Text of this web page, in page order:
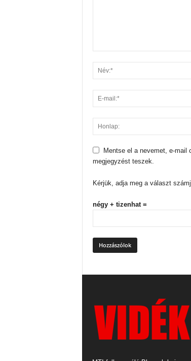
Mentse el a nevemet, e-mail
megjegyzést teszek.
Kérjük, adja meg a választ
négy + tizenhat =